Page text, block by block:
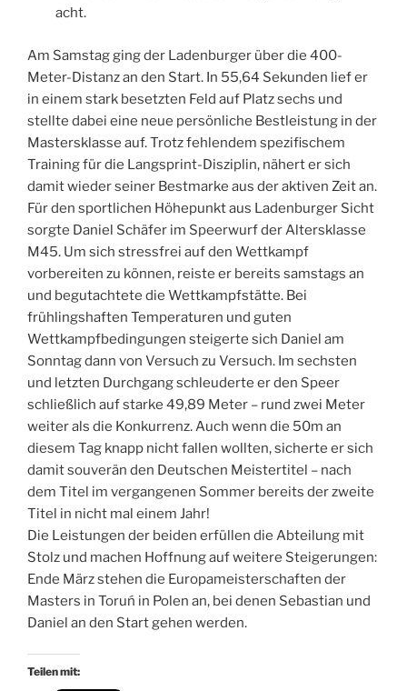
acht.
Am Samstag ging der Ladenburger über die 400-
Meter-Distanz an den Start. In 55,64 Sekunden lief er
in einem stark besetzten Feld auf Platz sechs und
stellte dabei eine neue persönliche Bestleistung in der
Mastersklasse auf. Trotz fehlendem spezifischem
Training für die Langsprint-Disziplin, nähert er sich
damit wieder seiner Bestmarke aus der aktiven Zeit an.
Für den sportlichen Höhepunkt aus Ladenburger Sicht
sorgte Daniel Schäfer im Speerwurf der Altersklasse
M45. Um sich stressfrei auf den Wettkampf
vorbereiten zu können, reiste er bereits samstags an
und begutachtete die Wettkampfstätte. Bei
frühlingshaften Temperaturen und guten
Wettkampfbedingungen steigerte sich Daniel am
Sonntag dann von Versuch zu Versuch. Im sechsten
und letzten Durchgang schleuderte er den Speer
schließlich auf starke 49,89 Meter – rund zwei Meter
weiter als die Konkurrenz. Auch wenn die 50m an
diesem Tag knapp nicht fallen wollten, sicherte er sich
damit souverän den Deutschen Meistertitel – nach
dem Titel im vergangenen Sommer bereits der zweite
Titel in nicht mal einem Jahr!
Die Leistungen der beiden erfüllen die Abteilung mit
Stolz und machen Hoffnung auf weitere Steigerungen:
Ende März stehen die Europameisterschaften der
Masters in Toruń in Polen an, bei denen Sebastian und
Daniel an den Start gehen werden.
Teilen mit: